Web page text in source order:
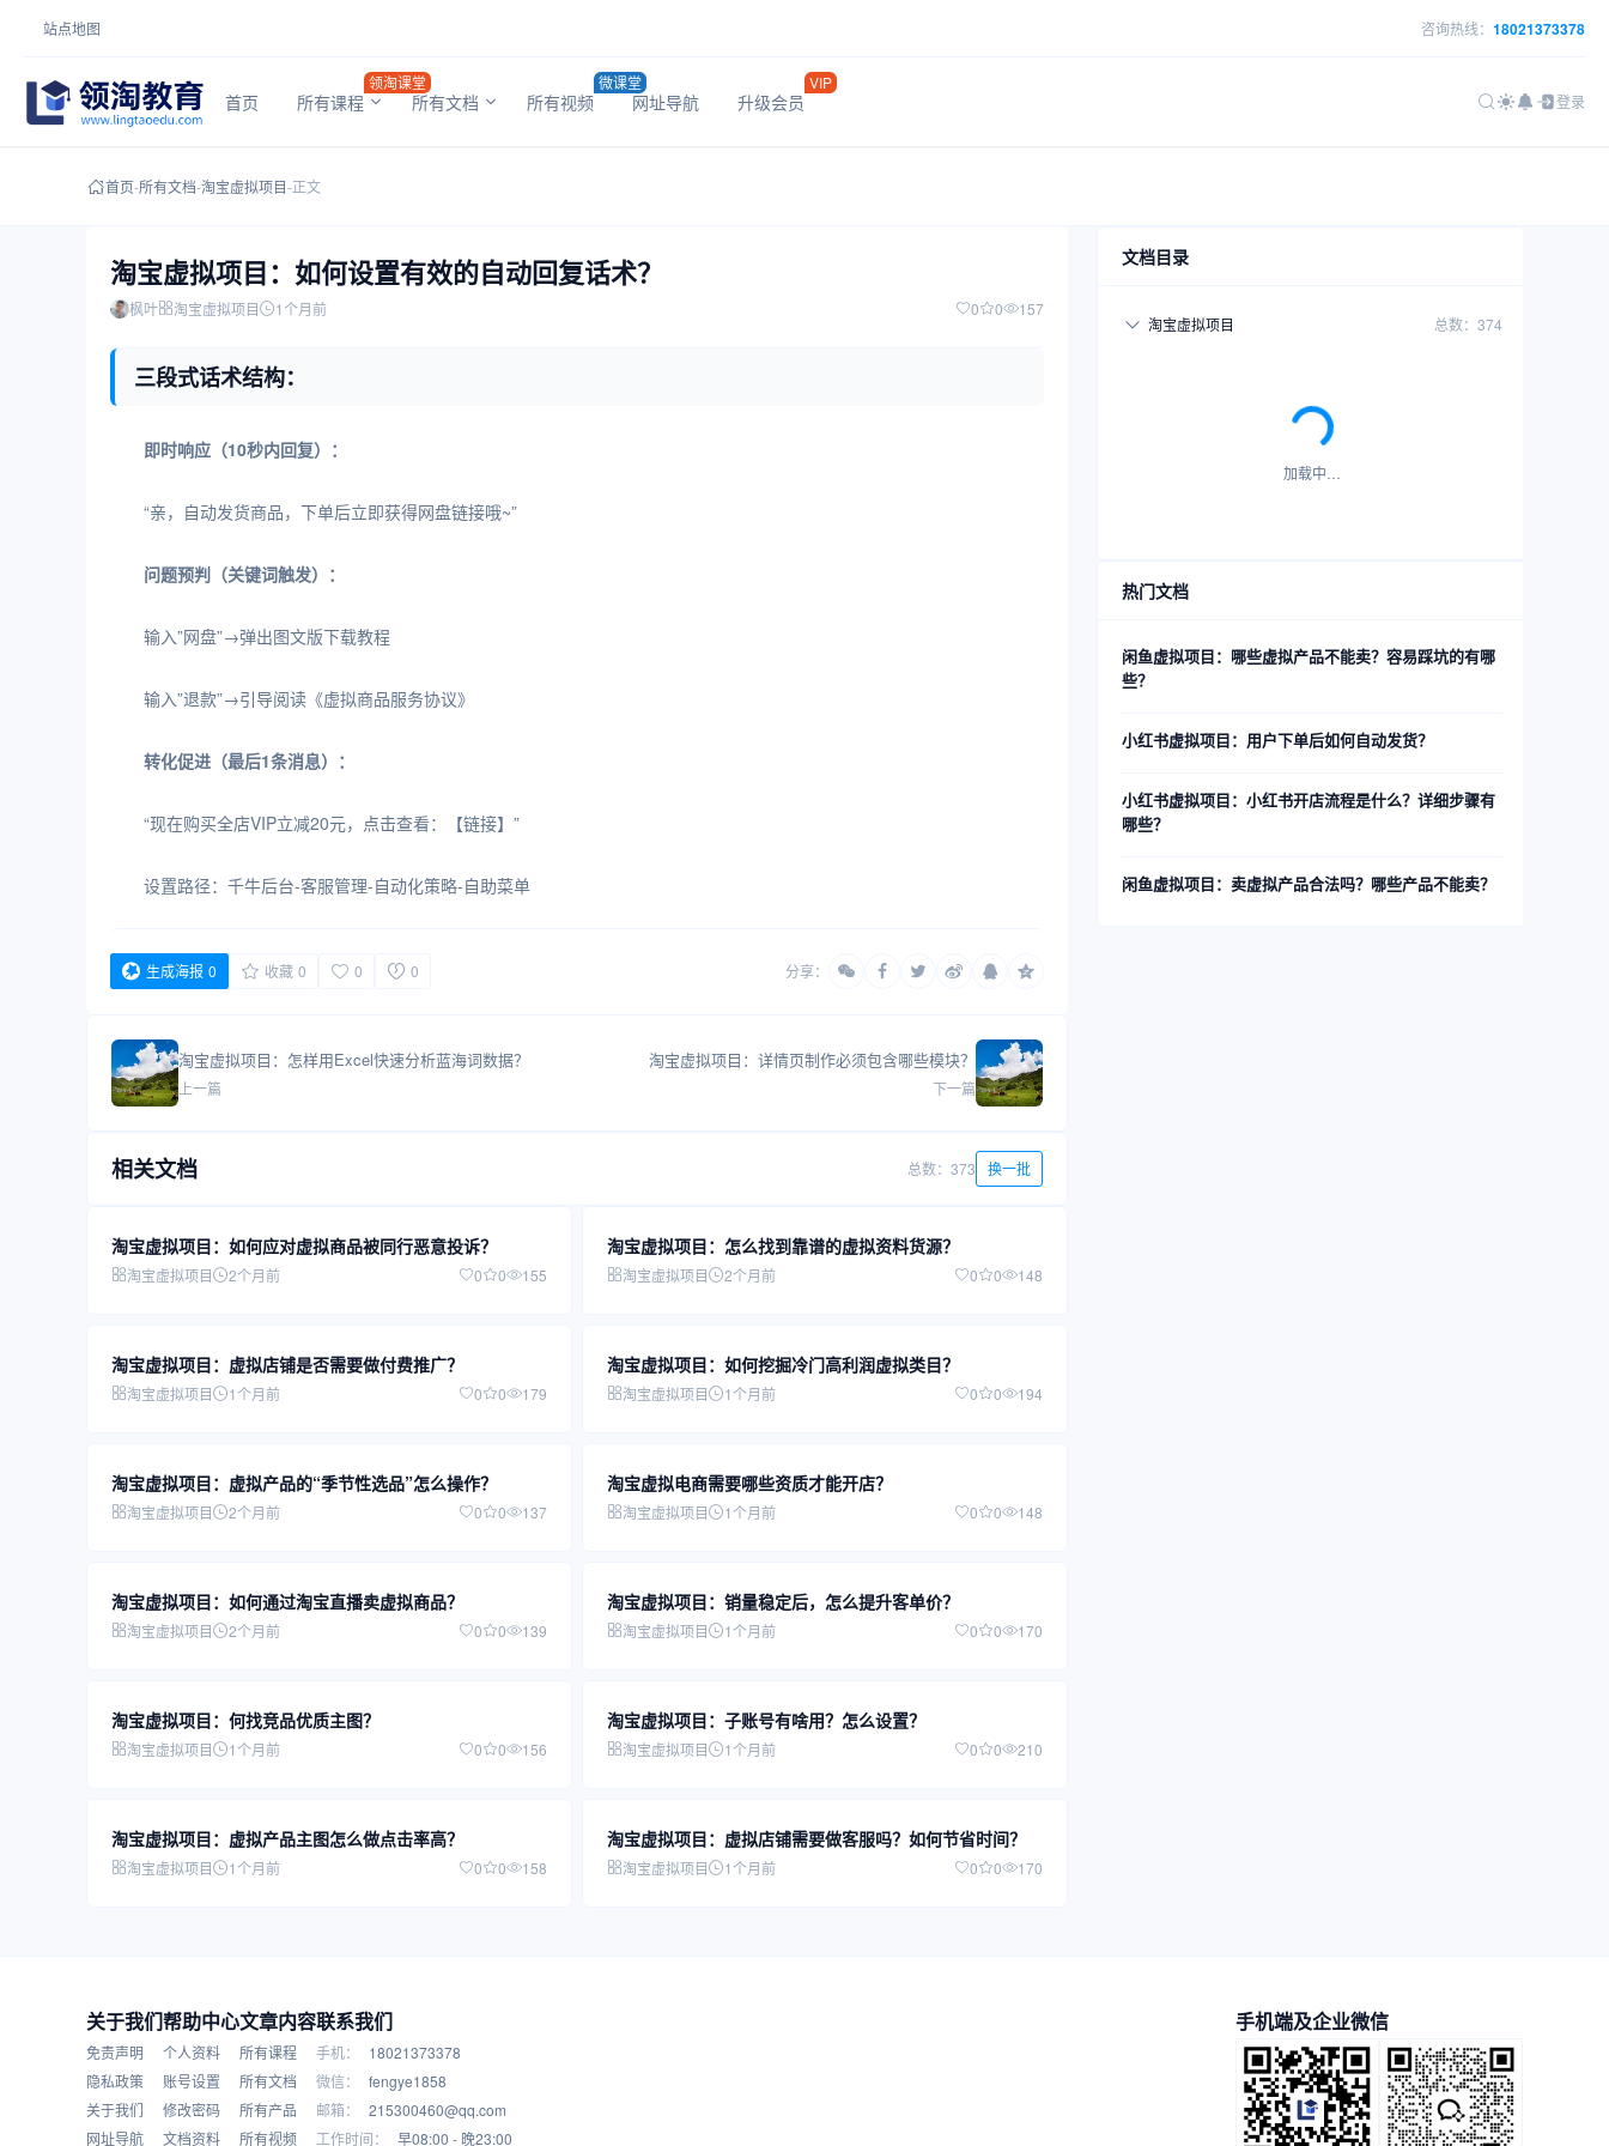
站点地图 咨询热线： 18021373378
首页 所有课程
领淘课堂
所有文档 所有视频
微课堂
网址导航 升级会员
VIP
登录
首页-所有文档-淘宝虚拟项目-正文
淘宝虚拟项目：如何设置有效的自动回复话术？
枫叶 淘宝虚拟项目 1个月前 0 0 157
三段式话术结构：
即时响应（10秒内回复）：
“亲，自动发货商品，下单后立即获得网盘链接哦~”
问题预判（关键词触发）：
输入”网盘”→弹出图文版下载教程
输入”退款”→引导阅读《虚拟商品服务协议》
转化促进（最后1条消息）：
“现在购买全店VIP立减20元，点击查看：【链接】”
设置路径：千牛后台-客服管理-自动化策略-自助菜单
生成海报 0 收藏 0 0 0 分享：
淘宝虚拟项目：怎样用Excel快速分析蓝海词数据？
上一篇
淘宝虚拟项目：详情页制作必须包含哪些模块？
下一篇
相关文档 总数：373 换一批
淘宝虚拟项目：如何应对虚拟商品被同行恶意投诉？
淘宝虚拟项目 2个月前 0 0 155
淘宝虚拟项目：怎么找到靠谱的虚拟资料货源？
淘宝虚拟项目 2个月前 0 0 148
淘宝虚拟项目：虚拟店铺是否需要做付费推广？
淘宝虚拟项目 1个月前 0 0 179
淘宝虚拟项目：如何挖掘冷门高利润虚拟类目？
淘宝虚拟项目 1个月前 0 0 194
淘宝虚拟项目：虚拟产品的“季节性选品”怎么操作？
淘宝虚拟项目 2个月前 0 0 137
淘宝虚拟电商需要哪些资质才能开店？
淘宝虚拟项目 1个月前 0 0 148
淘宝虚拟项目：如何通过淘宝直播卖虚拟商品？
淘宝虚拟项目 2个月前 0 0 139
淘宝虚拟项目：销量稳定后，怎么提升客单价？
淘宝虚拟项目 1个月前 0 0 170
淘宝虚拟项目：何找竞品优质主图？
淘宝虚拟项目 1个月前 0 0 156
淘宝虚拟项目：子账号有啥用？怎么设置？
淘宝虚拟项目 1个月前 0 0 210
淘宝虚拟项目：虚拟产品主图怎么做点击率高？
淘宝虚拟项目 1个月前 0 0 158
淘宝虚拟项目：虚拟店铺需要做客服吗？如何节省时间？
淘宝虚拟项目 1个月前 0 0 170
文档目录
淘宝虚拟项目 总数：374
加载中…
热门文档
闲鱼虚拟项目：哪些虚拟产品不能卖？容易踩坑的有哪
些？
小红书虚拟项目：用户下单后如何自动发货？
小红书虚拟项目：小红书开店流程是什么？详细步骤有
哪些？
闲鱼虚拟项目：卖虚拟产品合法吗？哪些产品不能卖？
关于我们
免责声明
隐私政策
关于我们
网址导航
帮助中心
个人资料
账号设置
修改密码
文档资料
文章内容
所有课程
所有文档
所有产品
所有视频
联系我们
手机：
18021373378
微信：
fengye1858
邮箱：
215300460@qq.com
工作时间：
早08:00 - 晚23:00
手机端及企业微信